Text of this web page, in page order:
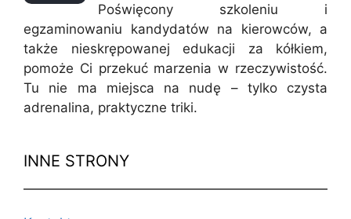
Poświęcony szkoleniu i
egzaminowaniu kandydatów na kierowców, a
także nieskrępowanej edukacji za kółkiem,
pomoże Ci przekuć marzenia w rzeczywistość.
Tu nie ma miejsca na nudę – tylko czysta
adrenalina, praktyczne triki.
INNE STRONY